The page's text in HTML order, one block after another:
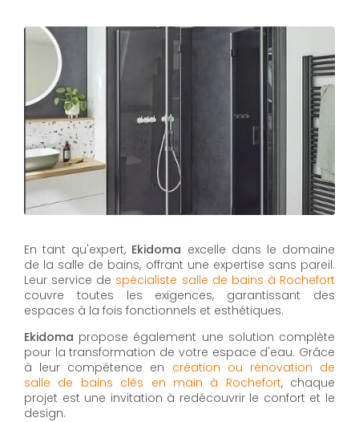
En tant qu'expert, Ekidoma excelle dans le domaine
de la salle de bains, offrant une expertise sans pareil.
Leur service de spécialiste salle de bains à Rochefort
couvre toutes les exigences, garantissant des
espaces à la fois fonctionnels et esthétiques.
Ekidoma propose également une solution complète
pour la transformation de votre espace d'eau. Grâce
à leur compétence en création ou rénovation de
salle de bains clés en main à Rochefort, chaque
projet est une invitation à redécouvrir le confort et le
design.